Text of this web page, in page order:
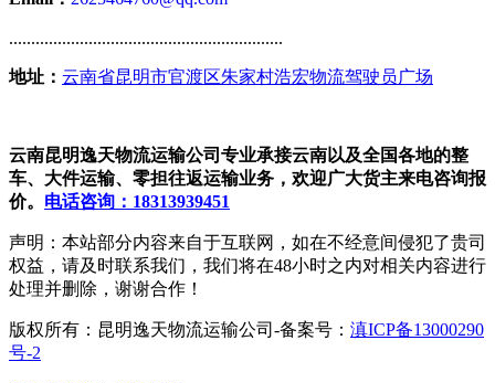
..............................................................
地址： 云南省昆明市官渡区朱家村浩宏物流驾驶员广场
云南昆明逸天物流运输公司专业承接云南以及全国各地的整
车、大件运输、零担往返运输业务，欢迎广大货主来电咨询报
价。 电话咨询：18313939451
声明：本站部分内容来自于互联网，如在不经意间侵犯了贵司
权益，请及时联系我们，我们将在48小时之内对相关内容进行
处理并删除，谢谢合作！
版权所有：昆明逸天物流运输公司-备案号： 滇ICP备13000290
号-2